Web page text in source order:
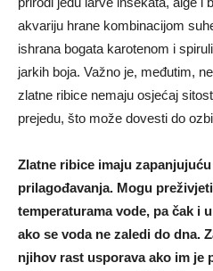
akvariju hrane kombinacijom
ishrana bogata karotenom i
jarkih boja. Važno je, međutim,
zlatne ribice nemaju osjećaj
prejedu, što može dovesti do
Zlatne ribice imaju
prilagođavanja. Mogu
temperaturama vode, pa čak i
ako se voda ne zaledi do dna.
njihov rast usporava ako im je